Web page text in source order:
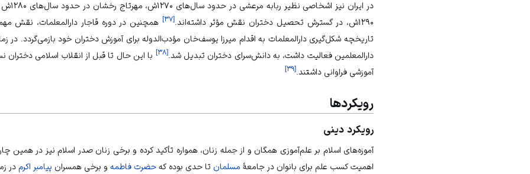
در ایران
۱۲۹۰ش، در گسترش تحصیل دختران نقش مؤثر داشته‌اند.
[۳۷] همچنین در دوره قاجار دارالمعلمات، نقش
تاریخچه شکل‌گیری دارالمعلمات به ‌اقدام میرزا یوسف‌خان مؤدب‌الدوله برای آموزش دختران خود بازمی‌گردد. در
دارالمعلمین فعالیت داشت، به دانش‌سرای دختران تبدیل شد.[۳۸] با این حال تا قبل از انقلاب اسلامی دختران
آموزشی فراوانی داشتند.[۳۹]
رویکردها
رویکرد دینی
آموزه‌های اسلام بر علم‌آموزی همگان و از جمله زنان، همواره تأکید کرده و برخی زنان صدر اسلام نیز در همین
اهمیت کسب علم برای بانوان در جامعهٔ مسلمان تا حدی بوده که حضرت فاطمه و برخی همسران پیامبر اکرم در